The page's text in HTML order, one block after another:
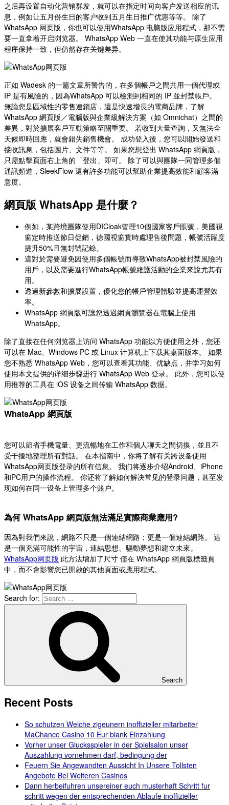
之后再设置自动化营销群发，就可以在指定时间向客户发送相应的讯
息，例如让五月份生日的客户收到五月生日推广优惠等等。 除了
WhatsApp 网页版，你也可以使用WhatsApp 电脑版应用程式，那不需
要一直拿着开启浏览器。 WhatsApp Web 一直在使其功能与原生应用
程序保持一致，但仍然存在关键差异。
正如 Wadesk 的一篇文章所警告的，在多個帳戶之間共用一個代理或
IP 是有風險的，因為WhatsApp 可以檢測到相同的 IP 並封禁帳戶。
無論您是區域性的零售連鎖店，還是快速增長的電商品牌，了解
WhatsApp 網頁版／電腦版與企業級解決方案（如 Omnichat）之間的
差異，對於擴展客戶互動策略至關重要。 若收到大量查詢，又無法全
天候即時回應，就會錯失銷售機會。 成功登入後，您可以開始發送和
接收訊息，包括圖片、文件等等。 如果您想登出 WhatsApp 網頁版，
只需點擊頁面右上角的「登出」即可。 除了可以與團隊一同管理多個
通訊頻道，SleekFlow 還有許多功能可以幫助企業提高效能和顧客滿
意度。
網頁版 WhatsApp 是什麼？
例如，某跨境團隊使用DICloak管理10個國家客戶賬號，美國視
窗定時推送節日促銷，德國視窗實時處理售後問題，帳號活躍度
提升50%且無封號記錄。
這對於需要避免因使用多個帳號而導致WhatsApp被封禁風險的
用戶，以及需要進行WhatsApp帳號維護活動的企業來說尤其有
用。
透過新參數和擴展設置，優化您的帳戶管理體驗並提高運營效
率。
WhatsApp 網頁版可讓您透過網頁瀏覽器在電腦上使用
WhatsApp。
除了直接在任何浏览器上访问 WhatsApp 功能以方便使用之外，您还
可以在 Mac、Windows PC 或 Linux 计算机上下载其桌面版本。 如果
您不熟悉 WhatsApp Web，您可以查看其功能、优缺点，并学习如何
使用本文提供的详细步骤进行 WhatsApp Web 登录。 此外，您可以使
用推荐的工具在 iOS 设备之间传输 WhatsApp 数据。
WhatsApp 網頁版
您可以節省手機電量、更流暢地在工作和個人聊天之間切換，並且不
受干擾地整理所有對話。 在本指南中，你将了解有关跨设备使用
WhatsApp网页版登录的所有信息。 我们将逐步介绍Android、iPhone
和PC用户的操作流程。 你还将了解如何解决常见的登录问题，甚至发
现如何在同一设备上管理多个账户。
為何 WhatsApp 網頁版無法滿足實際商業應用?
因為對我們來說，網路不只是一個連結網路；更是一個連結網路。 這
是一個充滿可能性的宇宙，連結思想、驅動夢想和建立未來。
WhatsApp网页版 此方法增加了尺寸 僅在 WhatsApp 網頁版標籤頁
中，而不會影響您已開啟的其他頁面或應用程式。
Search for:
Search
Recent Posts
So schutzen Welche zigeunern inoffizieller mitarbeiter
MaChance Casino 10 Eur blank Einzahlung
Vorher unser Glucksspieler in der Spielsalon unser
Auszahlung vornehmen darf, bedingung der
Feuern Sie Angewandten Aussicht In Unsere Tollsten
Angebote Bei Weiteren Casinos
Dann herbeifuhren unsereiner euch musterhaft Schritt fur
schritt wegen der entsprechenden Ablaufe inoffizieller